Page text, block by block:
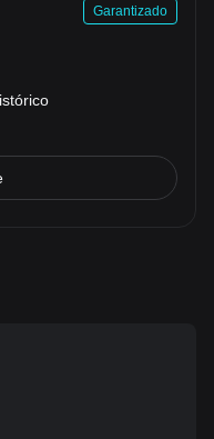
Garantizado